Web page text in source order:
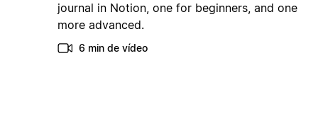
journal in Notion, one for beginners, and one
more advanced.
6 min de vídeo